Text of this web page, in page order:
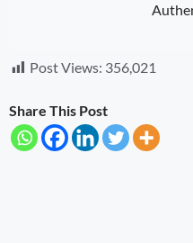
Post Views: 356,021
Share This Post